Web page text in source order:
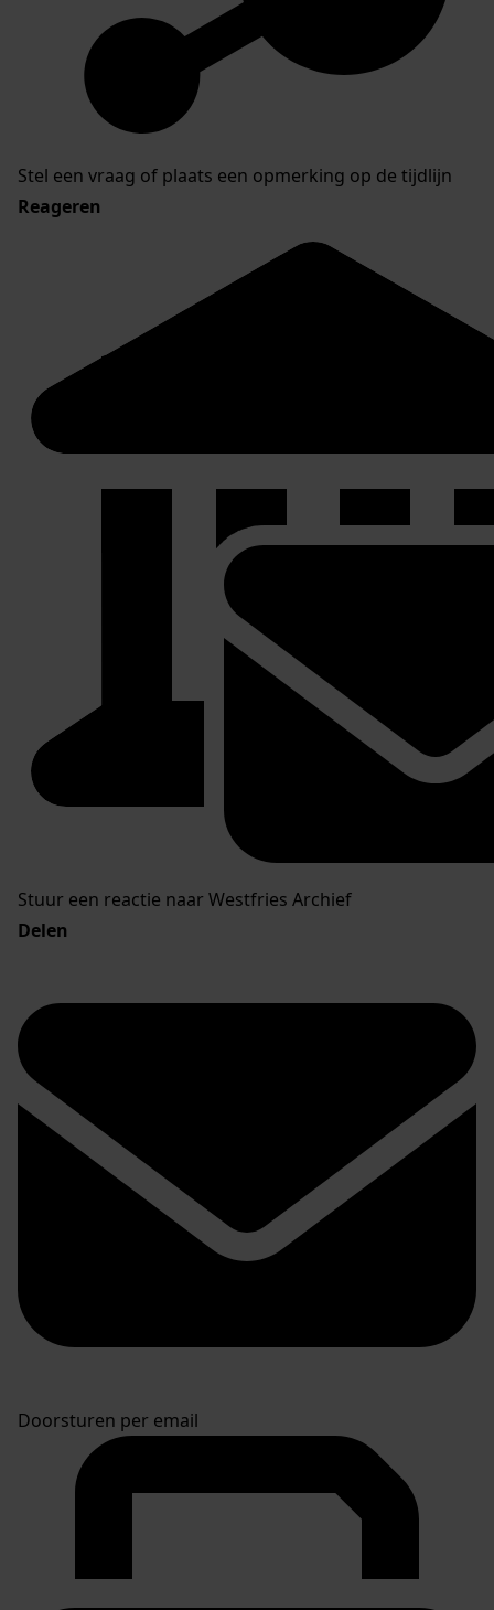
Stel een vraag of plaats een opmerking op de tijdlijn
Reageren
Stuur een reactie naar Westfries Archief
Delen
Doorsturen per email